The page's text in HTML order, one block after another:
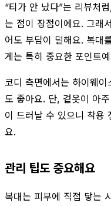
“티가 안 났다”는 리뷰처
는 점이 장점이에요. 그래
어도 부담이 덜해요. 복대
게는 특히 중요한 포인트
코디 측면에서는 하이웨
도 좋아요. 단, 겉옷이 아
이 드러날 수 있으니 착용
요.
관리 팁도 중요해요
복대는 피부에 직접 닿는